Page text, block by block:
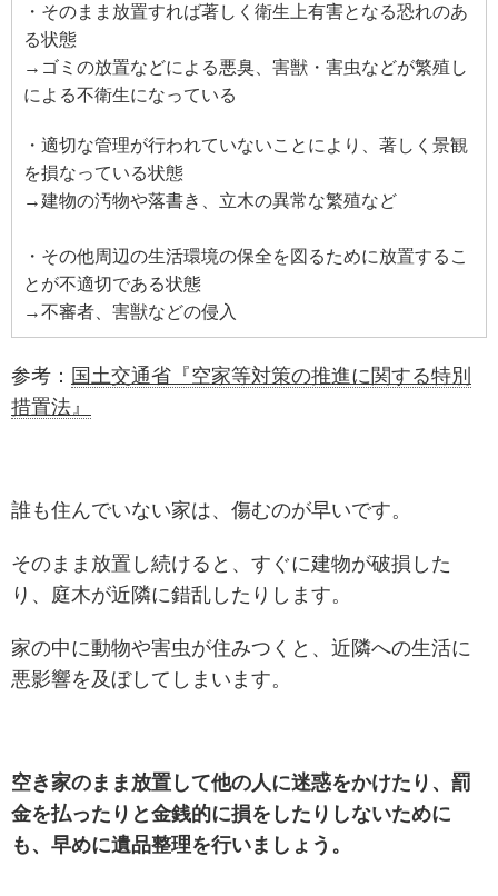
・そのまま放置すれば著しく衛生上有害となる恐れのあ
る状態
→ゴミの放置などによる悪臭、害獣・害虫などが繁殖し
による不衛生になっている
・適切な管理が行われていないことにより、著しく景観
を損なっている状態
→建物の汚物や落書き、立木の異常な繁殖など
・その他周辺の生活環境の保全を図るために放置するこ
とが不適切である状態
→不審者、害獣などの侵入
参考： 国土交通省『空家等対策の推進に関する特別
措置法』
誰も住んでいない家は、傷むのが早いです。
そのまま放置し続けると、すぐに建物が破損した
り、庭木が近隣に錯乱したりします。
家の中に動物や害虫が住みつくと、近隣への生活に
悪影響を及ぼしてしまいます。
空き家のまま放置して他の人に迷惑をかけたり、罰
金を払ったりと金銭的に損をしたりしないために
も、早めに遺品整理を行いましょう。